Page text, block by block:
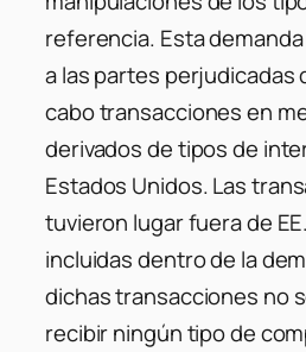
referencia. Esta
a las partes perjudicadas
cabo transacciones en
derivados de tipos de
Estados Unidos. Las
tuvieron lugar fuera de
incluidas dentro de la
dichas transacciones no
recibir ningún tipo de